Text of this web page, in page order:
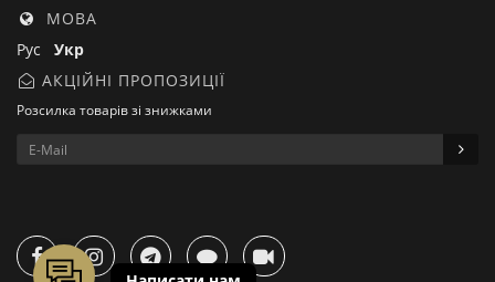
МОВА
Рус Укр
АКЦІЙНІ ПРОПОЗИЦІЇ
Розсилка товарів зі знижками